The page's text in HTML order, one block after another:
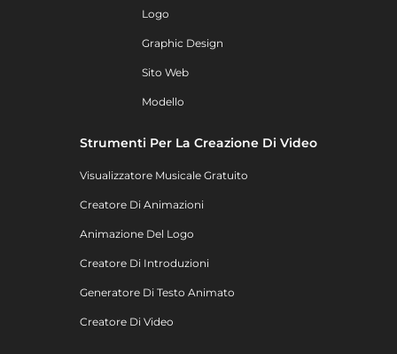
Logo
Graphic Design
Sito Web
Modello
Strumenti Per La Creazione Di Video
Visualizzatore Musicale Gratuito
Creatore Di Animazioni
Animazione Del Logo
Creatore Di Introduzioni
Generatore Di Testo Animato
Creatore Di Video